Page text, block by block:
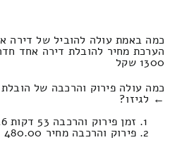
כמה באמת עולה להוביל של דירה
1300 שקל
כמה עולה פירוק והרכבה של
← לגיזו?
זמן פירוק והרכבה 53 דקות 46 שניות
פירוק והרכבה מחיר 480.00